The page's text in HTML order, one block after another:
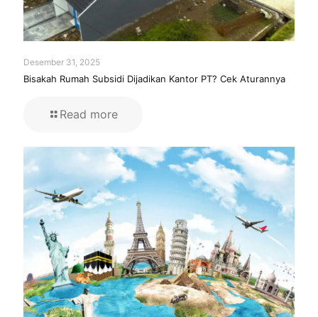
Desember 31, 2025
Bisakah Rumah Subsidi Dijadikan Kantor PT? Cek Aturannya
Read more